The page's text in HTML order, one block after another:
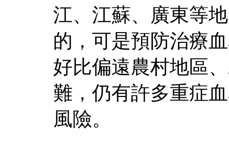
江、江蘇、廣東等
的，可是預防治療
好比偏遠農村地區
難，仍有許多重症
風險。